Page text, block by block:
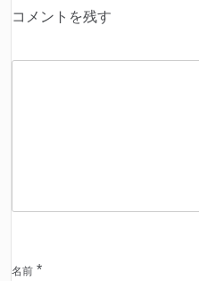
コメントを残す
名前 *